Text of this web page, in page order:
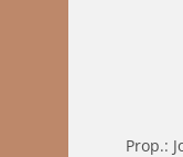
Prop.: